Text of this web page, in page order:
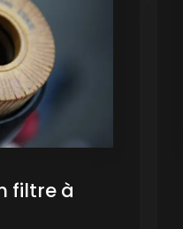
filtre à